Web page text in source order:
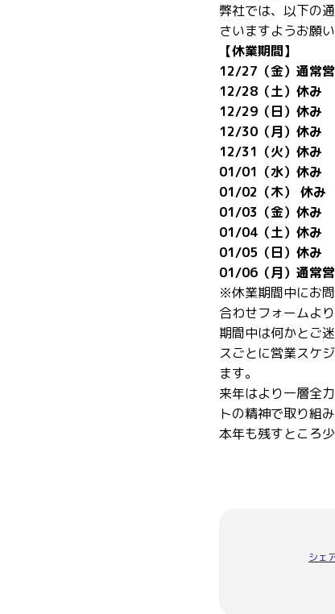
弊社では、以下の
さいますようお願
【休業期間】
12/27（金）通常
12/28（土）休み
12/29（日）休み
12/30（月）休み
12/31（火）休み
01/01（水）休み
01/02（木） 休み
01/03（金）休み
01/04（土）休み
01/05（日）休み
01/06（月）通常
※休業期間中にお
合わせフォームよ
期間中は何かとご
スごとに営業スケ
ます。
来年はより一層全
トの精神で取り組み
本年も残すところ
シェ